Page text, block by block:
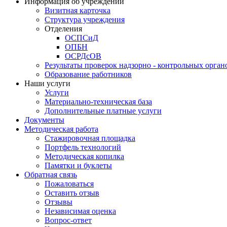
Визитная карточка
Структура учреждения
Отделения
ОСПСиД
ОПБН
ОСРДсОВ
Результаты проверок надзорно - контрольных
Образование работников
Наши услуги
Услуги
Материально-техническая база
Дополнительные платные услуги
Документы
Методическая работа
Стажировочная площадка
Портфель технологий
Методическая копилка
Памятки и буклеты
Обратная связь
Пожаловаться
Оставить отзыв
Отзывы
Независимая оценка
Вопрос-ответ